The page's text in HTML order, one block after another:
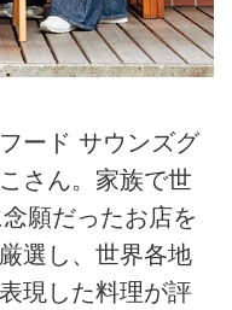
ード サウンズグ
さん。家族で世
願だったお店を
選し、世界各地
現した料理が評